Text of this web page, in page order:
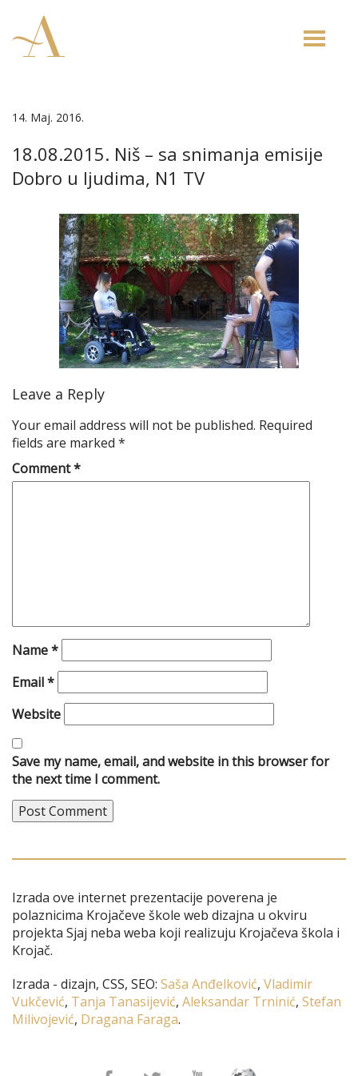
Toggle
14. Maj. 2016.
18.08.2015. Niš – sa snimanja emisije
Dobro u ljudima, N1 TV
Leave a Reply
Your email address will not be published. Required
fields are marked *
Comment*
Name*
Email*
Website
Save my name, email, and website in this browser for
the next time I comment.
Izrada ove internet prezentacije poverena je
polaznicima Krojačeve škole web dizajna u okviru
projekta Sjaj neba weba koji realizuju Krojačeva škola i
Krojač.
Izrada - dizajn, CSS, SEO: Saša Anđelković, Vladimir
Vukčević, Tanja Tanasijević, Aleksandar Trninić, Stefan
Milivojević, Dragana Faraga.